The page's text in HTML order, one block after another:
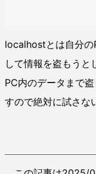
localhostとは自分の
して情報を盗もうと
PC内のデータまで
すので絶対に試さな